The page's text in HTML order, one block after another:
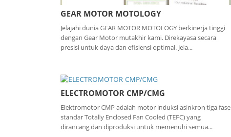
GEAR MOTOR MOTOLOGY
Jelajahi dunia GEAR MOTOR MOTOLOGY berkinerja tinggi
dengan Gear Motor mutakhir kami. Direkayasa secara
presisi untuk daya dan efisiensi optimal. Jela...
ELECTROMOTOR CMP/CMG
Elektromotor CMP adalah motor induksi asinkron tiga fase
standar Totally Enclosed Fan Cooled (TEFC) yang
dirancang dan diproduksi untuk memenuhi semua...